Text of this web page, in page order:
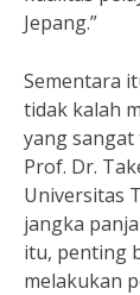
Jepang.”
Sementara
tidak kalah
yang
Prof. Dr.
Universitas
jangka
itu, penting
melakukan